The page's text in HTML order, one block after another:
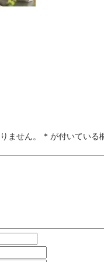
ません。 * が付いている